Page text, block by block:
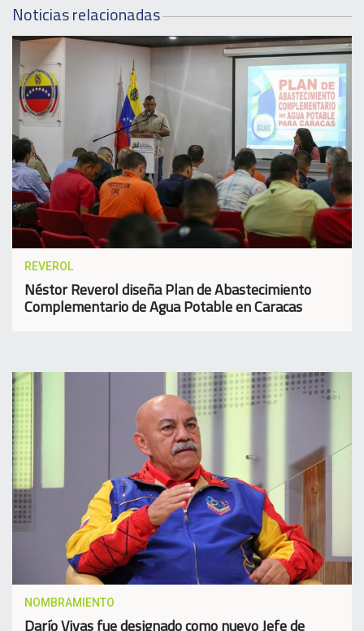
Noticias relacionadas
REVEROL
Néstor Reverol diseña Plan de Abastecimiento
Complementario de Agua Potable en Caracas
NOMBRAMIENTO
Darío Vivas fue designado como nuevo Jefe de